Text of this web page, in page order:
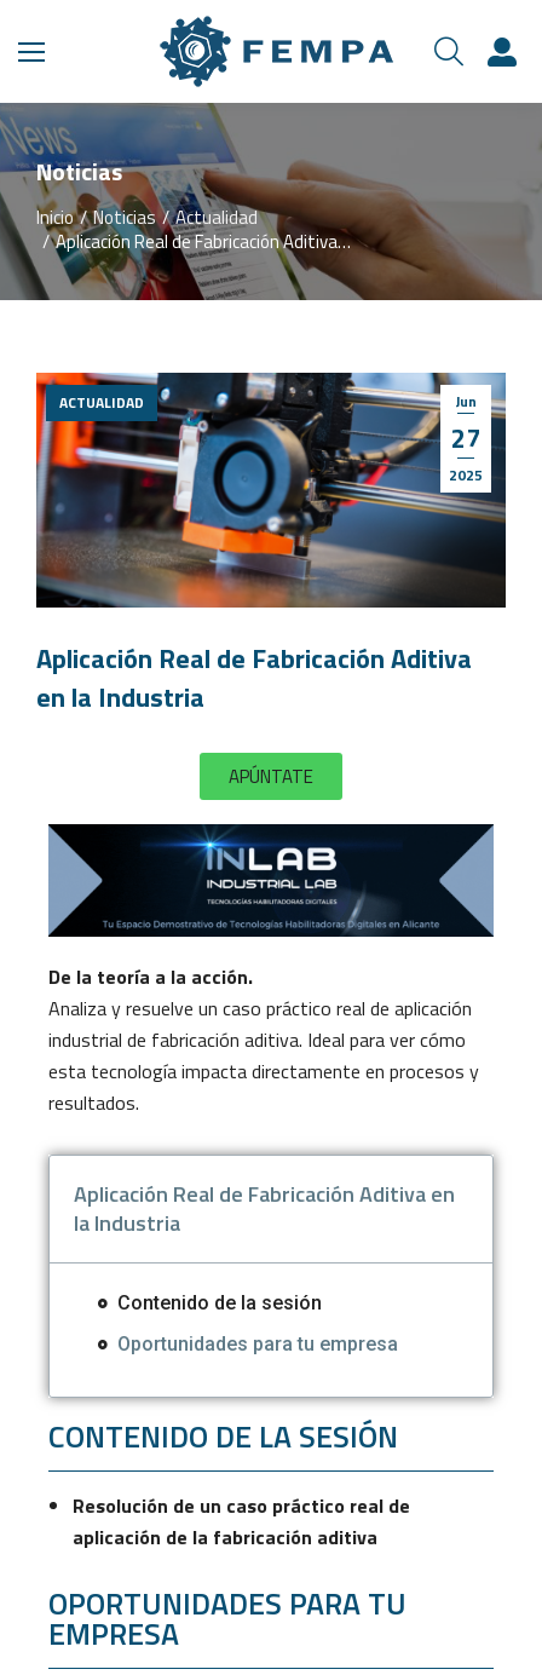
Noticias
Estás aquí:
Inicio Noticias
Actualidad
Aplicación Real de Fabricación Aditiva…
Jun
27
2025
ACTUALIDAD
Aplicación Real de Fabricación Aditiva
en la Industria
APÚNTATE
De la teoría a la acción.
Analiza y resuelve un caso práctico real de aplicación
industrial de fabricación aditiva. Ideal para ver cómo
esta tecnología impacta directamente en procesos y
resultados.
Aplicación Real de Fabricación Aditiva en
la Industria
Contenido de la sesión
Oportunidades para tu empresa
CONTENIDO DE LA SESIÓN
Resolución de un caso práctico real de
aplicación de la fabricación aditiva
OPORTUNIDADES PARA TU
EMPRESA